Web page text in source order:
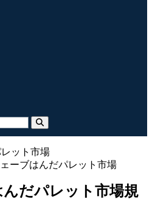
ーブはんだパレット市場
だパレット市場規